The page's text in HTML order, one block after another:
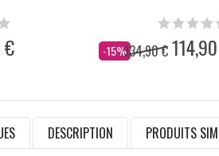
€ -15%
Dès 134,90 €
DESCRIPTION PRODUITS